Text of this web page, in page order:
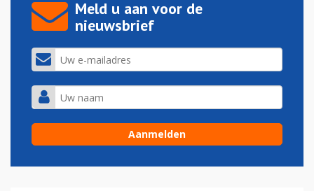
Meld u aan voor de
nieuwsbrief